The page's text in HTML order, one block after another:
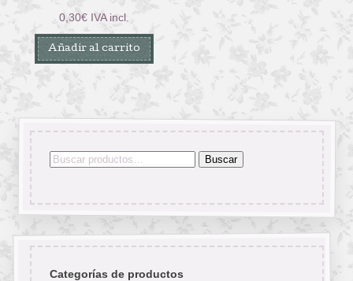
0,30€ IVA incl.
Añadir al carrito
Buscar
Buscar
Categorías de productos